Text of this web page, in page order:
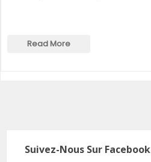
Read More
Suivez-Nous Sur Facebook